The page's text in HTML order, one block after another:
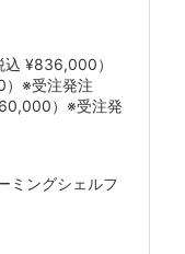
込 ¥836,000）
）※受注発注
）※受注発
ミングシェルフ